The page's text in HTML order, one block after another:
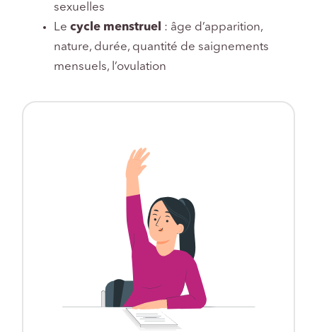
sexuelles
Le cycle menstruel : âge d’apparition,
nature, durée, quantité de saignements
mensuels, l’ovulation